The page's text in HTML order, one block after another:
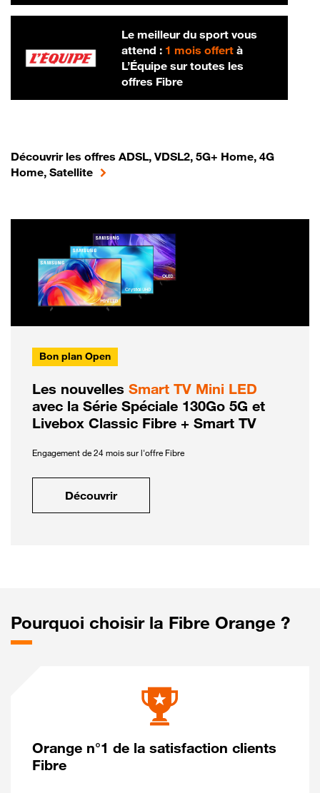
Le meilleur du sport vous
attend : 1 mois offertà
L’Équipe sur toutes les
offres Fibre
Découvrir les offres ADSL, VDSL2, 5G+ Home, 4G
Home, Satellite
Bon plan Open
Les nouvelles Smart TV Mini LED
avec la Série Spéciale 130Go 5G et
Livebox Classic Fibre + Smart TV
Engagement de 24 mois sur l'offre Fibre
Découvrir
Pourquoi choisir la Fibre Orange ?
Orange n°1 de la satisfaction clients
Fibre